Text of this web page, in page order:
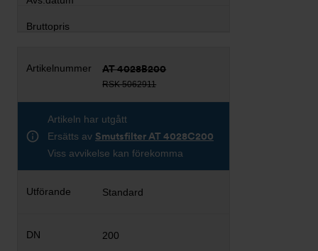
AT 4028B200
RSK 5062911
Artikeln har utgått
Ersätts av Smutsfilter AT 4028C200
Viss avvikelse kan förekomma
Standard
200